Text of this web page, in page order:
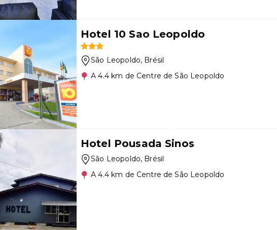
Hotel 10 Sao Leopoldo
São Leopoldo, Brésil
A 4.4 km de Centre de São Leopoldo
Hotel Pousada Sinos
São Leopoldo, Brésil
A 4.4 km de Centre de São Leopoldo